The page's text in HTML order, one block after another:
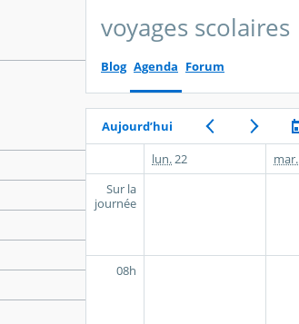
voyages scolaires
Blog Agenda Forum
Aujourd’hui
lun. 22 mar.
Sur la
journée
08h